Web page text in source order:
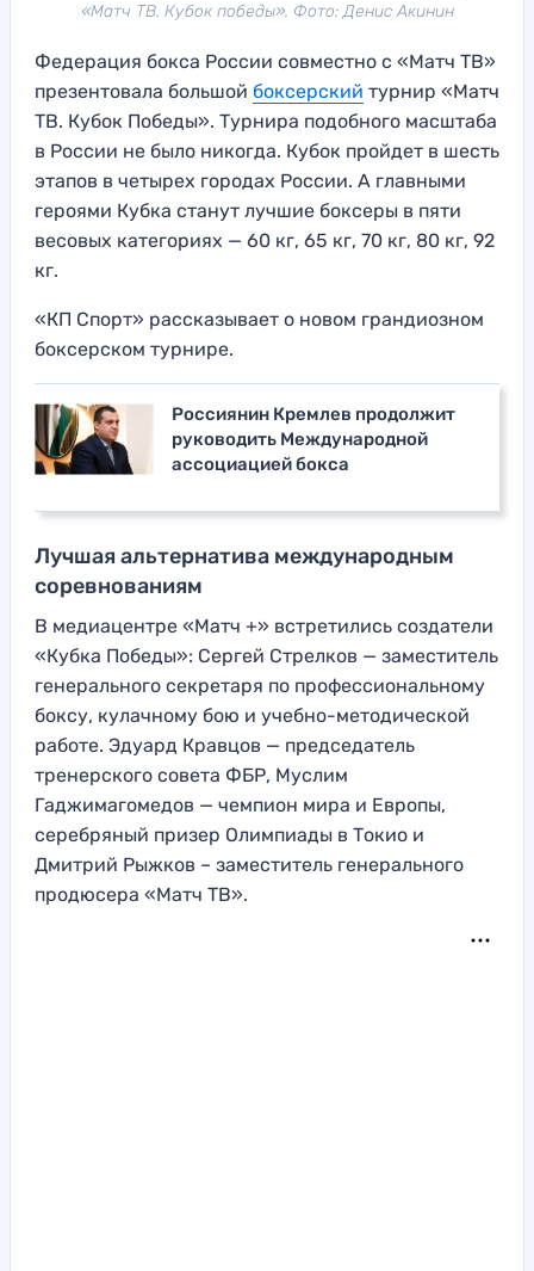
«Матч ТВ. Кубок победы». Фото: Денис Акинин
Федерация бокса России совместно с «Матч ТВ»
презентовала большой боксерский турнир «Матч
ТВ. Кубок Победы». Турнира подобного масштаба
в России не было никогда. Кубок пройдет в шесть
этапов в четырех городах России. А главными
героями Кубка станут лучшие боксеры в пяти
весовых категориях — 60 кг, 65 кг, 70 кг, 80 кг, 92
кг.
«КП Спорт» рассказывает о новом грандиозном
боксерском турнире.
Россиянин Кремлев продолжит
руководить Международной
ассоциацией бокса
Лучшая альтернатива международным
соревнованиям
В медиацентре «Матч +» встретились создатели
«Кубка Победы»: Сергей Стрелков — заместитель
генерального секретаря по профессиональному
боксу, кулачному бою и учебно-методической
работе. Эдуард Кравцов — председатель
тренерского совета ФБР, Муслим
Гаджимагомедов — чемпион мира и Европы,
серебряный призер Олимпиады в Токио и
Дмитрий Рыжков – заместитель генерального
продюсера «Матч ТВ».